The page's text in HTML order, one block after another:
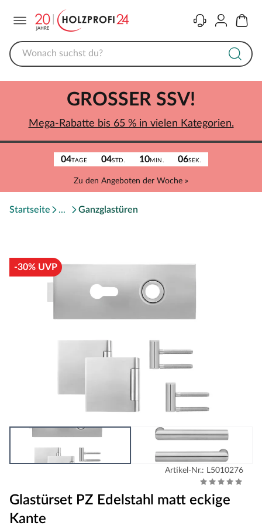
KontaktKonto
04TAGE 04STD. 10MIN. 06SEK.
Zu den Angeboten der Woche »
GROSSER SSV!
Mega-Rabatte bis 65 % in vielen Kategorien.
Startseite Ganzglastüren
-30% UVP
Artikel-Nr.: L5010276
Glastürset PZ Edelstahl matt eckige
Kante